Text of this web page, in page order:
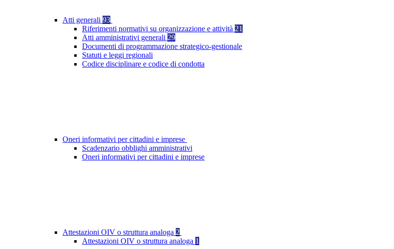
Atti generali 93
Riferimenti normativi su organizzazione e attività 21
Atti amministrativi generali 29
Documenti di programmazione strategico-gestionale
Statuti e leggi regionali
Codice disciplinare e codice di condotta
Oneri informativi per cittadini e imprese
Scadenzario obblighi amministrativi
Oneri informativi per cittadini e imprese
Attestazioni OIV o struttura analoga 2
Attestazioni OIV o struttura analoga 1